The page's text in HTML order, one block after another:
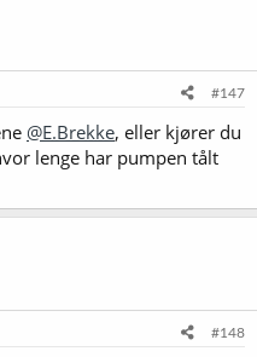
#147
@E.Brekke, eller kjører du
lenge har pumpen tålt
#148